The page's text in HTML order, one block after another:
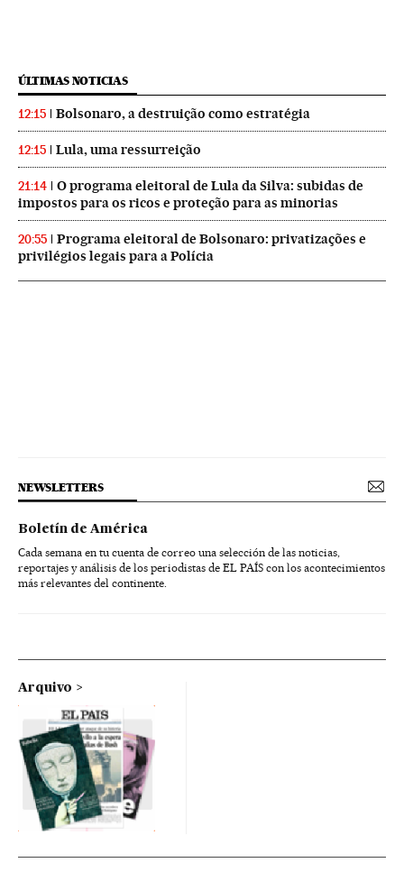
ÚLTIMAS NOTICIAS
12:15 Bolsonaro, a destruição como estratégia
12:15 Lula, uma ressurreição
21:14
O programa eleitoral de Lula da Silva: subidas de
impostos para os ricos e proteção para as minorias
20:55
Programa eleitoral de Bolsonaro: privatizações e
privilégios legais para a Polícia
NEWSLETTERS
Boletín de América
Cada semana en tu cuenta de correo una selección de las noticias,
reportajes y análisis de los periodistas de EL PAÍS con los acontecimientos
más relevantes del continente.
Arquivo